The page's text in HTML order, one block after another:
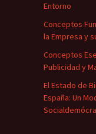
Entorno
Conceptos
la Empresa y
Conceptos
Publicidad y
El Estado de
España: Un